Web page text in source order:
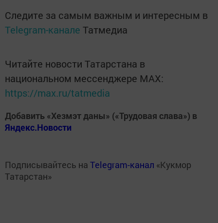
Следите за самым важным и интересным в
Telegram-канале Татмедиа
Читайте новости Татарстана в
национальном мессенджере MАХ:
https://max.ru/tatmedia
Добавить «Хезмэт даны» («Трудовая слава») в
Яндекс.Новости
Подписывайтесь на Telegram-канал «Кукмор
Татарстан»